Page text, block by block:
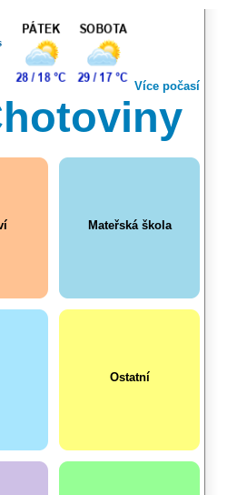
Více počasí
Mateřská škola
Ostatní